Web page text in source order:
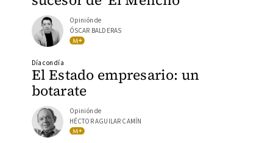
Opinión de
ÓSCAR BALDERAS
El Estado empresario: un
botarate
Día con día
Opinión de
HÉCTOR AGUILAR CAMÍN